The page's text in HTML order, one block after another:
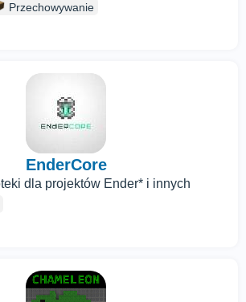
Przechowywanie
EnderCore
dla projektów Ender* i innych